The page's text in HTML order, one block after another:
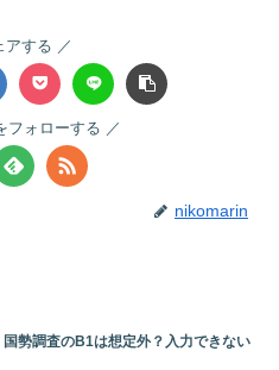
アする
フォローする
nikomarin
国勢調査のB1は想定外？入力できない